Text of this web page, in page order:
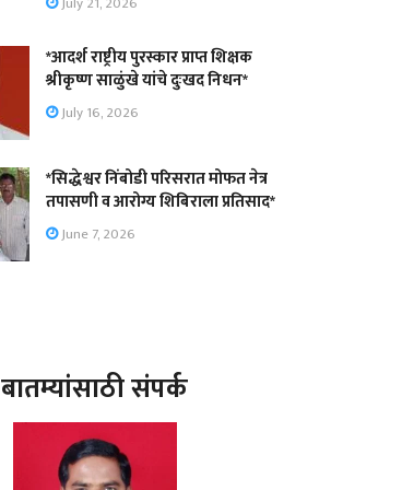
*आदर्श राष्ट्रीय पुरस्कार प्राप्त शिक्षक
श्रीकृष्ण साळुंखे यांचे दुःखद निधन*
July 16, 2026
*सिद्धेश्वर निंबोडी परिसरात मोफत नेत्र
तपासणी व आरोग्य शिबिराला प्रतिसाद*
June 7, 2026
बातम्यांसाठी संपर्क